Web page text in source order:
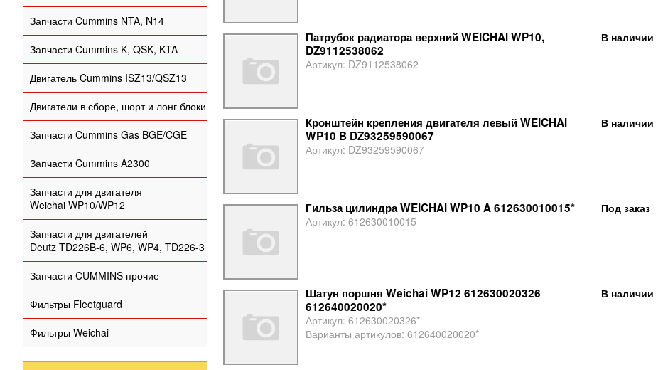
Запчасти Cummins NTA, N14
Запчасти Cummins K, QSK, KTA
Двигатель Cummins ISZ13/QSZ13
Двигатели в сборе, шорт и лонг блоки
Запчасти Cummins Gas BGE/CGE
Запчасти Cummins A2300
Запчасти для двигателя
Weichai WP10/WP12
Запчасти для двигателей
Deutz TD226B-6, WP6, WP4, TD226-3
Запчасти CUMMINS прочие
Фильтры Fleetguard
Фильтры Weichai
Патрубок радиатора верхний WEICHAI WP10,
DZ9112538062
Артикул: DZ9112538062
В наличии
Кронштейн крепления двигателя левый WEICHAI
WP10 B DZ93259590067
Артикул: DZ93259590067
В наличии
Гильза цилиндра WEICHAI WP10 A 612630010015*
Артикул: 612630010015
Под заказ
Шатун поршня Weichai WP12 612630020326
612640020020*
Артикул: 612630020326*
Варианты артикулов: 612640020020*
В наличии